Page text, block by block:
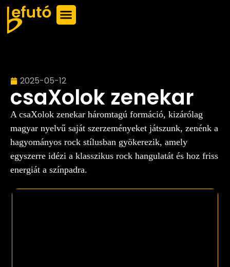
2025-05-12
csaXolok zenekar
A csaXolok zenekar háromtagú formáció, kizárólag
magyar nyelvű saját szerzeményeket játszunk, zenénk a
hagyományos rock stílusban gyökerezik, amely
egyszerre idézi a klasszikus rock hangulatát és hoz friss
energiát a színpadra.